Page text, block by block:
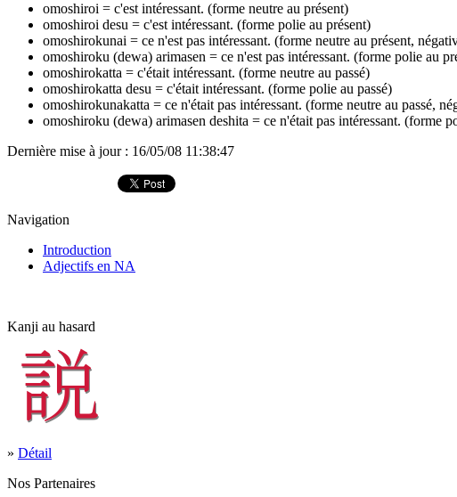
omoshiroi = c'est intéressant. (forme neutre au présent)
omoshiroi desu = c'est intéressant. (forme polie au présent)
omoshirokunai = ce n'est pas intéressant. (forme neutre au présent,
omoshiroku (dewa) arimasen = ce n'est pas intéressant. (forme polie au
omoshirokatta = c'était intéressant. (forme neutre au passé)
omoshirokatta desu = c'était intéressant. (forme polie au passé)
omoshirokunakatta = ce n'était pas intéressant. (forme neutre au passé,
omoshiroku (dewa) arimasen deshita = ce n'était pas intéressant. (forme
Dernière mise à jour : 16/05/08 11:38:47
Navigation
Introduction
Adjectifs en NA
Kanji au hasard
» Détail
Nos Partenaires